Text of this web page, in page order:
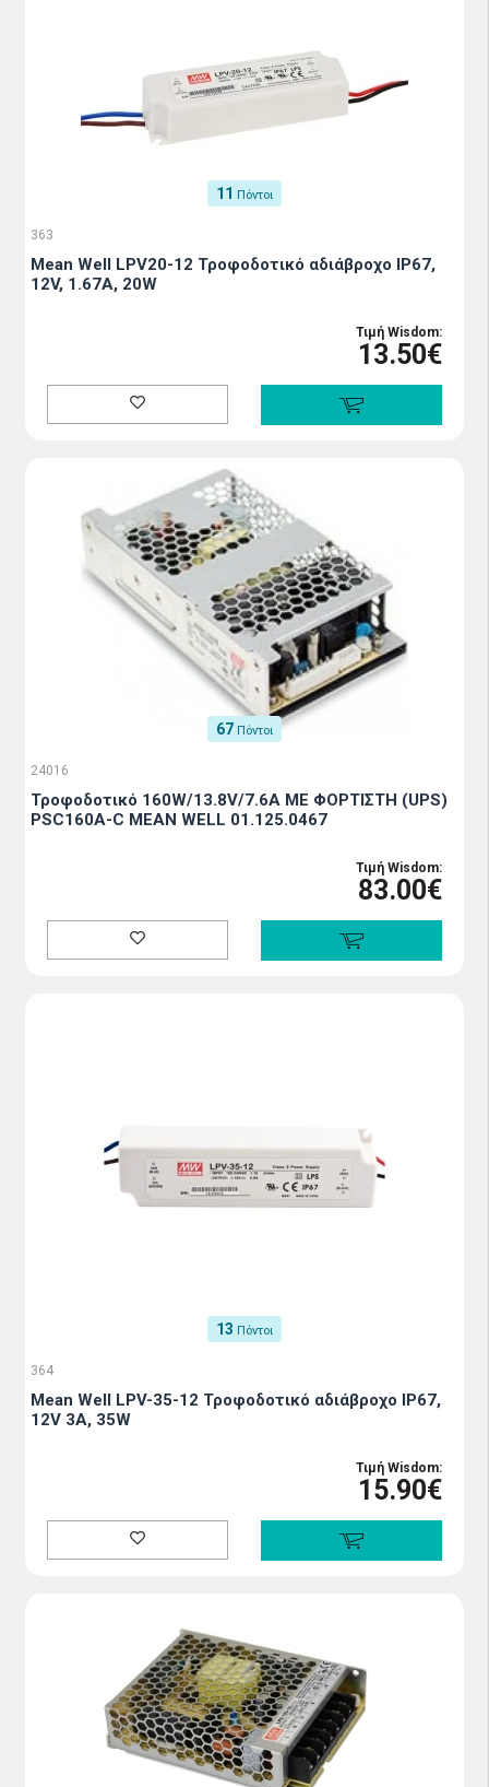
11 Πόντοι
363
Mean Well LPV20-12 Τροφοδοτικό αδιάβροχο IP67,
12V, 1.67A, 20W
Τιμή Wisdom:
13.50€
67 Πόντοι
24016
Τροφοδοτικό 160W/13.8V/7.6A ΜΕ ΦΟΡΤΙΣΤΗ (UPS)
PSC160A-C MEAN WELL 01.125.0467
Τιμή Wisdom:
83.00€
13 Πόντοι
364
Mean Well LPV-35-12 Τροφοδοτικό αδιάβροχο IP67,
12V 3A, 35W
Τιμή Wisdom:
15.90€